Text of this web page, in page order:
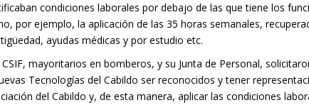
condiciones laborales por debajo de las que tiene los
por ejemplo, la aplicación de las 35 horas semanales,
ayudas médicas y por estudio etc.
mayoritarios en bomberos, y su Junta de Personal,
Tecnologías del Cabildo ser reconocidos y tener
del Cabildo y, de esta manera, aplicar las condiciones